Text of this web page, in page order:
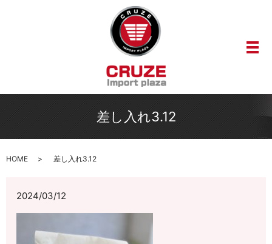
メ
差し入れ3.12
HOME 差し入れ3.12
2024/03/12